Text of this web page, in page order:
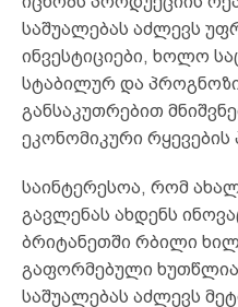
საშუალებას აძლევს
ინვესტიციები, ხოლო
სტაბილურ და
განსაკუთრებით
ეკონომიკური რყევების
საინტერესოა, რომ
გავლენას ახდენს
ბრიტანეთში რბილი
გაფორმებული
საშუალებას აძლევს